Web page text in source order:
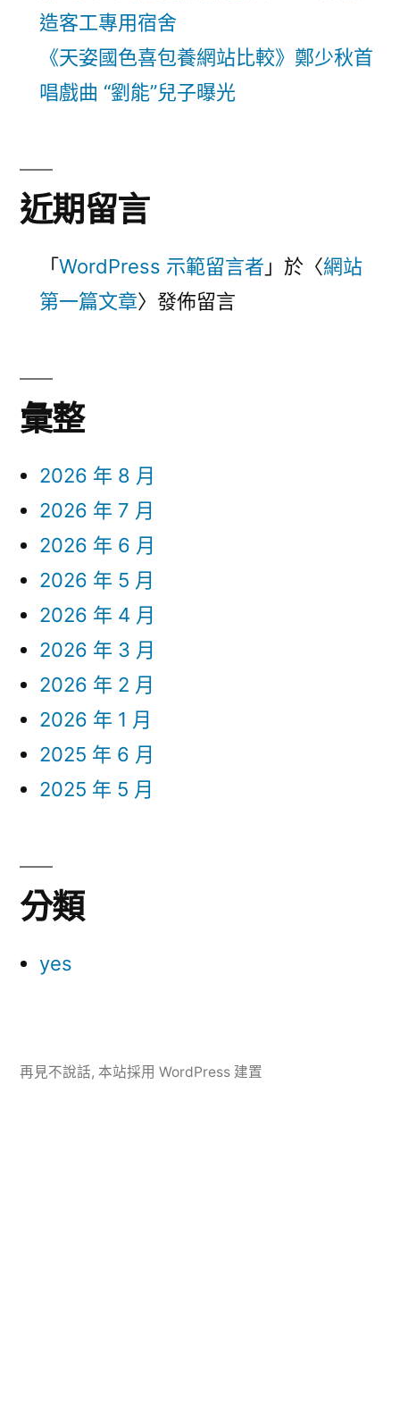
造客工專用宿舍
《天姿國色喜包養網站比較》鄭少秋首
唱戲曲 “劉能”兒子曝光
近期留言
「 WordPress 示範留言者 」於〈網站
第一篇文章〉發佈留言
彙整
2026 年 8 月
2026 年 7 月
2026 年 6 月
2026 年 5 月
2026 年 4 月
2026 年 3 月
2026 年 2 月
2026 年 1 月
2025 年 6 月
2025 年 5 月
分類
yes
再見不說話, 本站採用 WordPress 建置